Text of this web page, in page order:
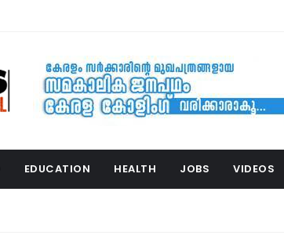
EDUCATION HEALTH JOBS VIDEOS